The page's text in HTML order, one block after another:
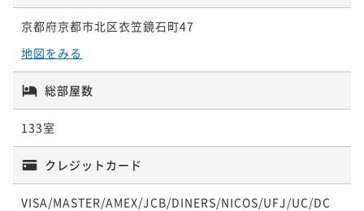
京都府京都市北区衣笠鏡石町47
地図をみる
総部屋数
133室
クレジットカード
VISA/MASTER/AMEX/JCB/DINERS/NICOS/UFJ/UC/DC